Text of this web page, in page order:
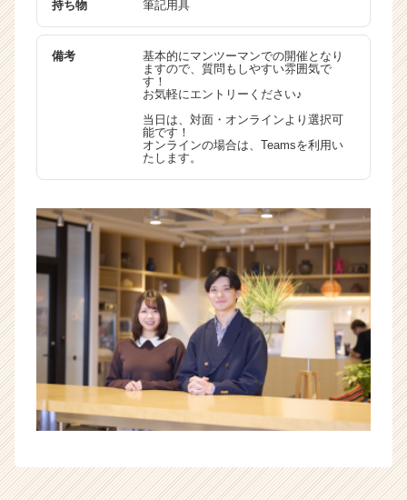
活
サ
ト
チ
ア
キ
ャ
リ
ア
h
e
e
r
C
a
r
e
e
r）
持ち物 筆記用具
備考
基本的にマンツーマンでの開催となり
ますので、質問もしやすい雰囲気で
す！
お気軽にエントリーください♪
当日は、対面・オンラインより選択可
能です！
オンラインの場合は、Teamsを利用い
たします。